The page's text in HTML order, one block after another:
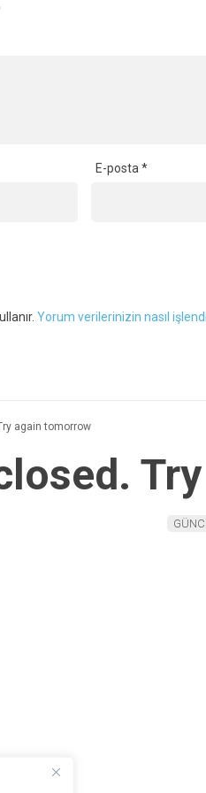
E-posta*
Yorum verilerinizin nasıl
again tomorrow